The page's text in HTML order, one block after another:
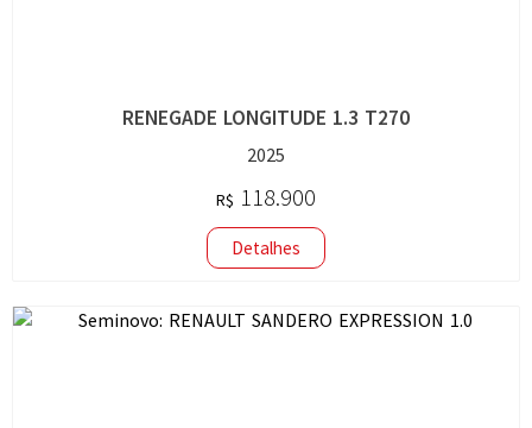
RENEGADE LONGITUDE 1.3 T270
2025
R$ 118.900
Detalhes